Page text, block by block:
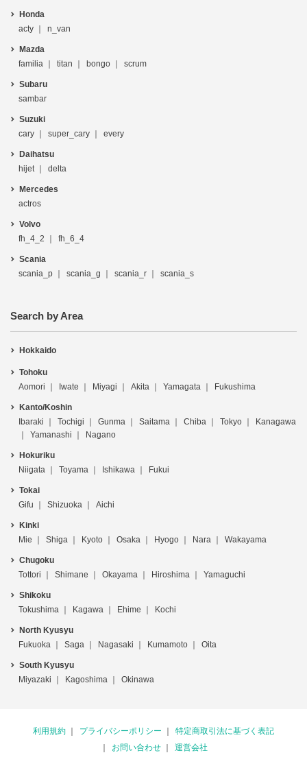
Honda
acty
n_van
Mazda
familia
titan bongo scrum
Subaru
sambar
Suzuki
cary
super_cary every
Daihatsu
hijet
delta
Mercedes
actros
Volvo
fh_4_2
fh_6_4
Scania
scania_p
scania_g scania_r scania_s
Search by Area
Hokkaido
Tohoku
Aomori
Iwate Miyagi Akita Yamagata Fukushima
Kanto/Koshin
Ibaraki
Tochigi Gunma Saitama Chiba Tokyo
Kanagawa
Yamanashi
Nagano
Hokuriku
Niigata
Toyama Ishikawa Fukui
Tokai
Gifu
Shizuoka Aichi
Kinki
Mie
Shiga Kyoto Osaka Hyogo Nara Wakayama
Chugoku
Tottori
Shimane Okayama Hiroshima Yamaguchi
Shikoku
Tokushima
Kagawa Ehime Kochi
North Kyusyu
Fukuoka
Saga Nagasaki Kumamoto Oita
South Kyusyu
Miyazaki
Kagoshima Okinawa
利用規約 プライバシーポリシー
特定商取引法に基づく表記
お問い合わせ
運営会社